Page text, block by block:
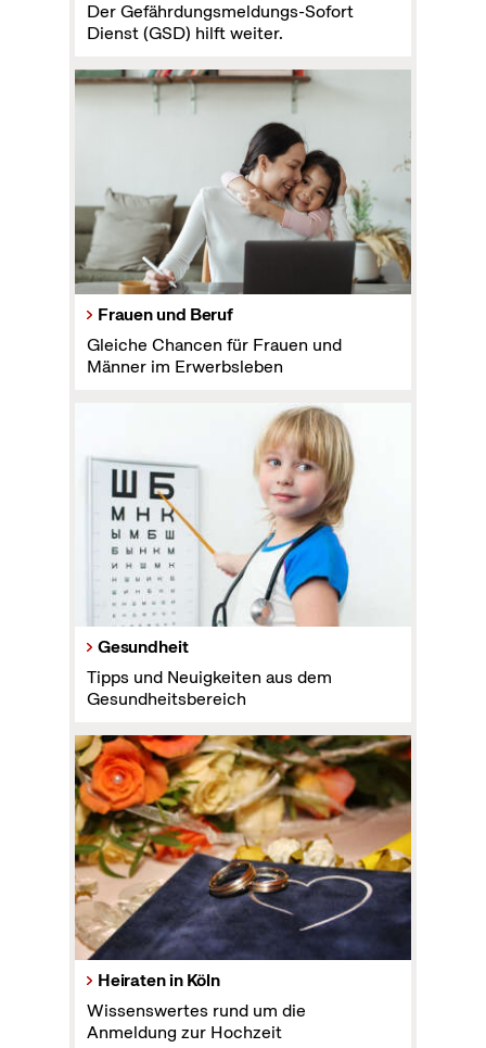
Der Gefährdungsmeldungs-Sofort
Dienst (GSD) hilft weiter.
Frauen und Beruf
Gleiche Chancen für Frauen und
Männer im Erwerbsleben
Gesundheit
Tipps und Neuigkeiten aus dem
Gesundheitsbereich
Heiraten in Köln
Wissenswertes rund um die
Anmeldung zur Hochzeit